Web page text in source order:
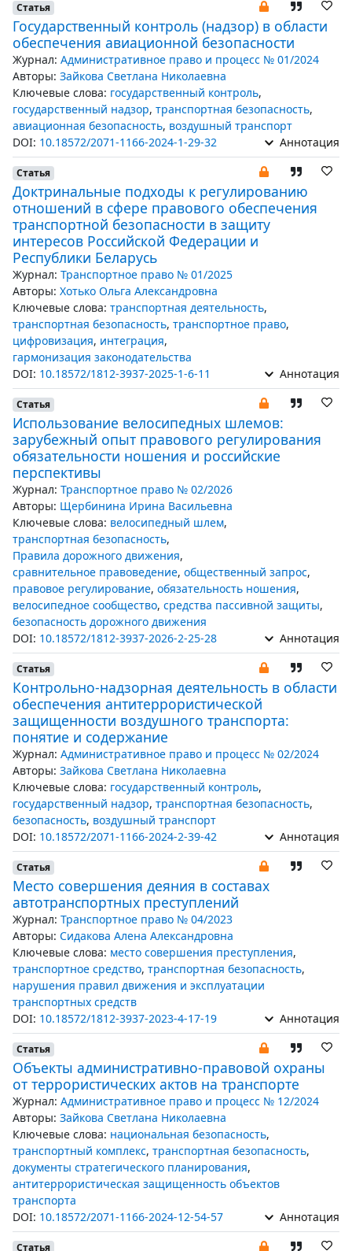
Статья
Государственный контроль (надзор) в области
обеспечения авиационной безопасности
Журнал: Административное право и процесс № 01/2024
Авторы: Зайкова Светлана Николаевна
Ключевые слова: государственный контроль,
государственный надзор, транспортная безопасность,
авиационная безопасность, воздушный транспорт
DOI: 10.18572/2071-1166-2024-1-29-32 Аннотация
Статья
Доктринальные подходы к регулированию
отношений в сфере правового обеспечения
транспортной безопасности в защиту
интересов Российской Федерации и
Республики Беларусь
Журнал: Транспортное право № 01/2025
Авторы: Хотько Ольга Александровна
Ключевые слова: транспортная деятельность,
транспортная безопасность, транспортное право,
цифровизация, интеграция,
гармонизация законодательства
DOI: 10.18572/1812-3937-2025-1-6-11 Аннотация
Статья
Использование велосипедных шлемов:
зарубежный опыт правового регулирования
обязательности ношения и российские
перспективы
Журнал: Транспортное право № 02/2026
Авторы: Щербинина Ирина Васильевна
Ключевые слова: велосипедный шлем,
транспортная безопасность,
Правила дорожного движения,
сравнительное правоведение, общественный запрос,
правовое регулирование, обязательность ношения,
велосипедное сообщество, средства пассивной защиты,
безопасность дорожного движения
DOI: 10.18572/1812-3937-2026-2-25-28 Аннотация
Статья
Контрольно-надзорная деятельность в области
обеспечения антитеррористической
защищенности воздушного транспорта:
понятие и содержание
Журнал: Административное право и процесс № 02/2024
Авторы: Зайкова Светлана Николаевна
Ключевые слова: государственный контроль,
государственный надзор, транспортная безопасность,
безопасность, воздушный транспорт
DOI: 10.18572/2071-1166-2024-2-39-42 Аннотация
Статья
Место совершения деяния в составах
автотранспортных преступлений
Журнал: Транспортное право № 04/2023
Авторы: Сидакова Алена Александровна
Ключевые слова: место совершения преступления,
транспортное средство, транспортная безопасность,
нарушения правил движения и эксплуатации
транспортных средств
DOI: 10.18572/1812-3937-2023-4-17-19 Аннотация
Статья
Объекты административно-правовой охраны
от террористических актов на транспорте
Журнал: Административное право и процесс № 12/2024
Авторы: Зайкова Светлана Николаевна
Ключевые слова: национальная безопасность,
транспортный комплекс, транспортная безопасность,
документы стратегического планирования,
антитеррористическая защищенность объектов
транспорта
DOI: 10.18572/2071-1166-2024-12-54-57 Аннотация
Статья